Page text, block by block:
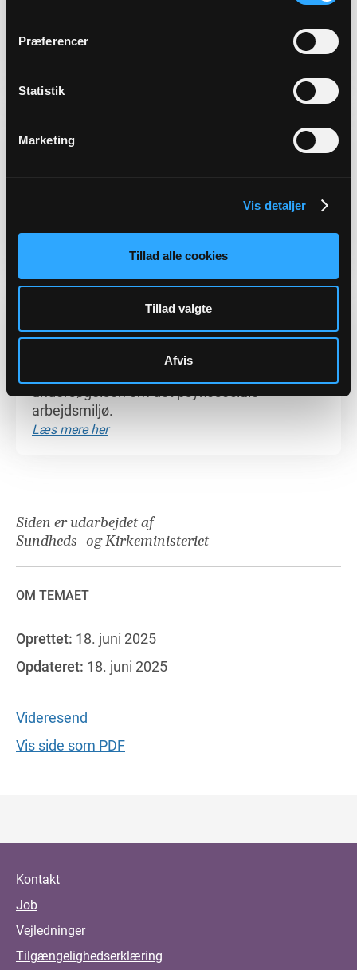
Præferencer
Statistik
Marketing
Vis detaljer
Tillad alle cookies
Tillad valgte
Afvis
undersøgelsen.
HOVEDRAPPORT -
"Undersøgelse af psykosociale arbejdsmiljø i
DET PSYKOSOCIALE ARBEJDSMILJØ
arbejdsmiljø.
Læs mere her
Siden er udarbejdet af
Sundheds- og Kirkeministeriet
OM TEMAET
Oprettet: 18. juni 2025
Opdateret: 18. juni 2025
Videresend
Vis side som PDF
Kontakt
Job
Vejledninger
Tilgængelighedserklæring